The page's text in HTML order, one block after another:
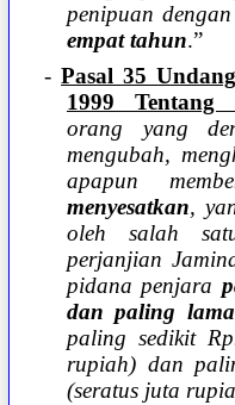
penipuan
empat tahun.”
-Pasal 35
1999 Tentang
orang yang
mengubah,
apapun
menyesatkan,
oleh salah
perjanjian
pidana penjara
dan paling
paling sedikit
rupiah) dan
(seratus juta